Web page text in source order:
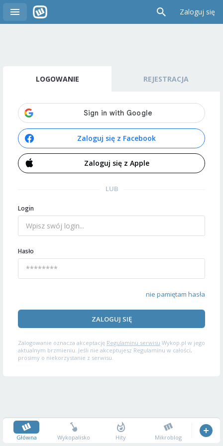
Zaloguj się
LOGOWANIE REJESTRACJA
Zaloguj się z Facebook
Zaloguj się z Apple
LUB
Login
Hasło
nie pamiętam hasła
ZALOGUJ SIĘ
Zalogowanie oznacza akceptację Regulaminu serwisu Wykop.pl w jego
aktualnym brzmieniu. Jeśli nie akceptujesz Regulaminu w całości,
prosimy o niekorzystanie z serwisu.
Główna Wykopalisko Hity Mikroblog